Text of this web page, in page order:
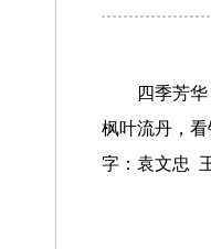
四季芳
枫叶流丹，
字：袁文忠